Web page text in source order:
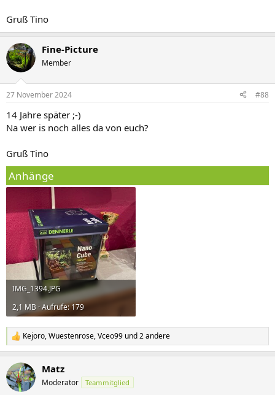
Gruß Tino
Fine-Picture
Member
27 November 2024 #88
14 Jahre später ;-)
Na wer is noch alles da von euch?
Gruß Tino
Anhänge
IMG_1394.JPG
2,1 MB · Aufrufe: 179
R
e
k
t
i
Kejoro,Wuestenrose,Vceo99 und 2 andere
Matz
Moderator Teammitglied